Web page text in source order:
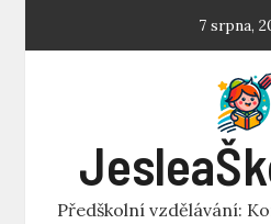
7 srpna,
Předškolní vzdělávání: